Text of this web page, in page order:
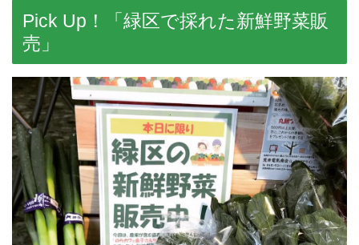
Pick Up！「緑区で採れた新鮮野菜販
売」